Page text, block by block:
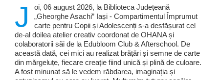
J
oi, 06 august 2026, la Biblioteca Județeană
„Gheorghe Asachi” Iași - Compartimentul Împrumut
carte pentru Copii și Adolescenți s-a desfășurat cel
de-al doilea atelier creativ coordonat de OHANA și
colaboratorii săi de la Edubloom Club & Afterschool. De
această dată, cei mici au realizat brățări și semne de carte
din mărgeluțe, fiecare creație fiind unică și plină de culoare.
A fost minunat să le vedem răbdarea, imaginația și